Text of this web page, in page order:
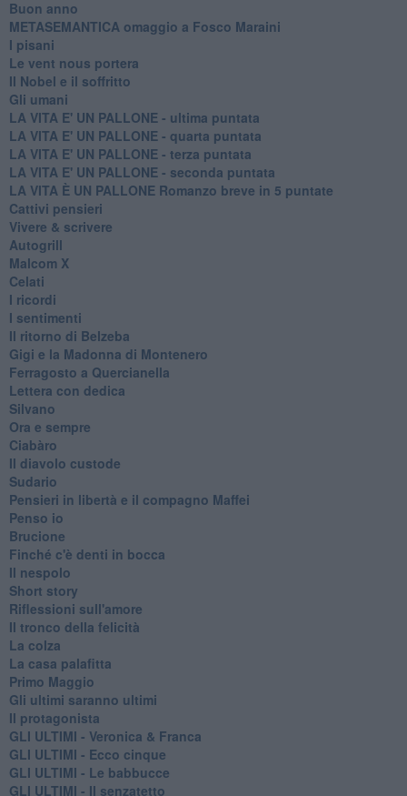
Buon anno
METASEMANTICA omaggio a Fosco Maraini
I pisani
Le vent nous portera
Il Nobel e il soffritto
Gli umani
LA VITA E' UN PALLONE - ultima puntata
LA VITA E' UN PALLONE - quarta puntata
LA VITA E' UN PALLONE - terza puntata
LA VITA E' UN PALLONE - seconda puntata
LA VITA È UN PALLONE Romanzo breve in 5 puntate
Cattivi pensieri
Vivere & scrivere
Autogrill
Malcom X
Celati
I ricordi
I sentimenti
Il ritorno di Belzeba
Gigi e la Madonna di Montenero
Ferragosto a Quercianella
Lettera con dedica
Silvano
Ora e sempre
Ciabàro
Il diavolo custode
Sudario
Pensieri in libertà e il compagno Maffei
Penso io
Brucione
Finché c'è denti in bocca
Il nespolo
Short story
Riflessioni sull'amore
Il tronco della felicità
La colza
La casa palafitta
Primo Maggio
Gli ultimi saranno ultimi
Il protagonista
GLI ULTIMI - Veronica & Franca
GLI ULTIMI - Ecco cinque
GLI ULTIMI - Le babbucce
GLI ULTIMI - Il senzatetto